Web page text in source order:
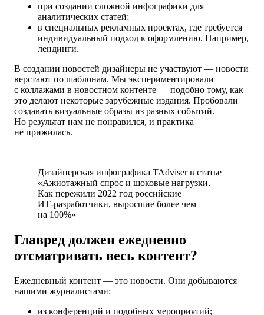
при создании сложной инфографики для
аналитических статей;
в специальных рекламных проектах, где требуется
индивидуальный подход к оформлению. Например,
лендинги.
В создании новостей дизайнеры не участвуют — новости
верстают по шаблонам. Мы экспериментировали
с коллажами в новостном контенте — подобно тому, как
это делают некоторые зарубежные издания. Пробовали
создавать визуальные образы из разных событий.
Но результат нам не понравился, и практика
не прижилась.
Дизайнерская инфографика TAdviser в статье
«Ажиотажный спрос и шоковые нагрузки.
Как пережили 2022 год российские
ИТ‑разработчики, выросшие более чем
на 100%»
Главред должен ежедневно
отсматривать весь контент?
Ежедневный контент — это новости. Они добываются
нашими журналистами:
из конференций и подобных мероприятий;